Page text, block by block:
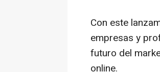
Con este
empresas y
futuro del
online.